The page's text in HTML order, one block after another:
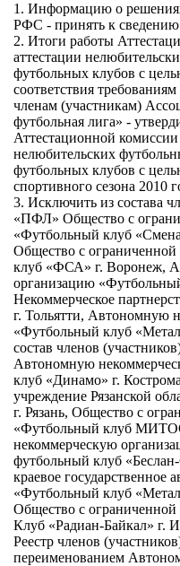
1. Информацию о
РФС - принять к
2. Итоги работы
аттестации
футбольных клубов с
соответствия
членам (участникам)
футбольная лига» -
Аттестационной
нелюбительских
футбольных клубов с
спортивного сезона 2010
3. Исключить из состава
«ПФЛ» Общество с
«Футбольный клуб
Общество с
клуб «ФСА» г. Воронеж,
организацию
Некоммерческое
г. Тольятти, Автономную
«Футбольный клуб
состав членов
Автономную
клуб «Динамо» г.
учреждение Рязанской
г. Рязань, Общество с
«Футбольный клуб
некоммерческую
футбольный клуб
краевое государственное
«Футбольный клуб
Общество с
Клуб «Радиан-Байкал» г.
Реестр членов
переименованием